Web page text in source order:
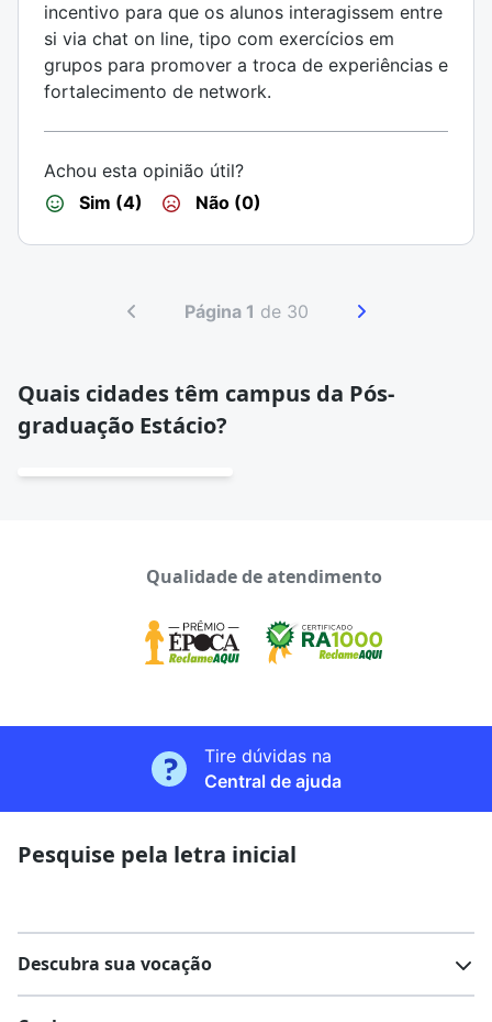
incentivo para que os alunos interagissem entre
si via chat on line, tipo com exercícios em
grupos para promover a troca de experiências e
fortalecimento de network.
Achou esta opinião útil?
Sim (4)
Não (0)
Página 1 de 30
Quais cidades têm campus da Pós-
graduação Estácio?
Qualidade de atendimento
Tire dúvidas na
Central de ajuda
Pesquise pela letra inicial
Descubra sua vocação